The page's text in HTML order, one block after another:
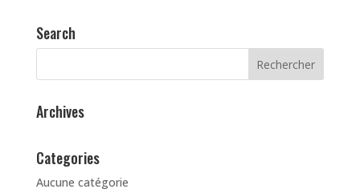
Search
Archives
Categories
Aucune catégorie